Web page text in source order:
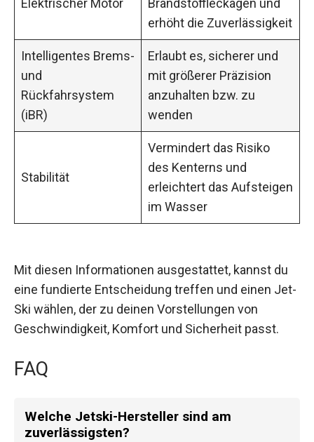
Elektrischer Motor
Brandstoffleckagen und
erhöht die Zuverlässigkeit
Intelligentes Brems-
und
Rückfahrsystem
(iBR)
Erlaubt es, sicherer und
mit größerer Präzision
anzuhalten bzw. zu
wenden
Stabilität
Vermindert das Risiko
des Kenterns und
erleichtert das Aufsteigen
im Wasser
Mit diesen Informationen ausgestattet, kannst du
eine fundierte Entscheidung treffen und einen Jet-
Ski wählen, der zu deinen Vorstellungen von
Geschwindigkeit, Komfort und Sicherheit passt.
FAQ
Welche Jetski-Hersteller sind am
zuverlässigsten?